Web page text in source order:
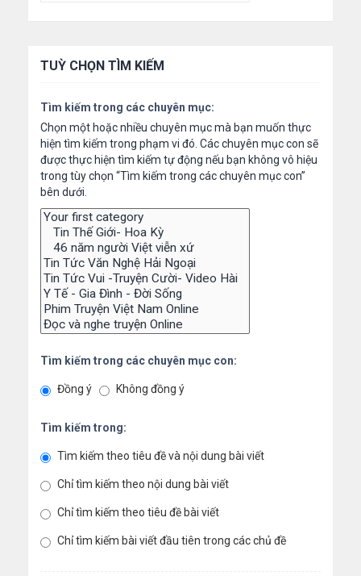
TUỲ CHỌN TÌM KIẾM
Tìm kiếm trong các chuyên mục:
Chọn một hoặc nhiều chuyên mục mà bạn muốn thực
hiện tìm kiếm trong phạm vi đó. Các chuyên mục con sẽ
được thực hiện tìm kiếm tự động nếu bạn không vô hiệu
trong tùy chọn “Tìm kiếm trong các chuyên mục con”
bên dưới.
Tìm kiếm trong các chuyên mục con:
Đồng ý Không đồng ý
Tìm kiếm trong:
Tìm kiếm theo tiêu đề và nội dung bài viết
Chỉ tìm kiếm theo nội dung bài viết
Chỉ tìm kiếm theo tiêu đề bài viết
Chỉ tìm kiếm bài viết đầu tiên trong các chủ đề